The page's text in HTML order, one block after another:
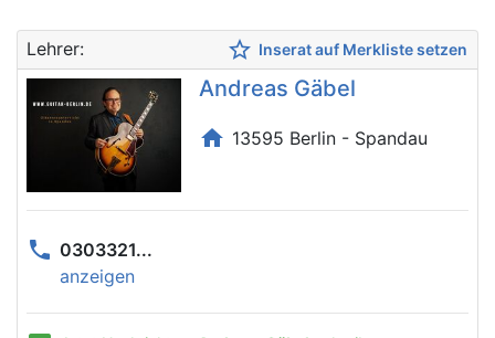
Lehrer: star_border Inserat auf Merkliste setzen
Andreas Gäbel
home 13595 Berlin - Spandau
phone 0303321...
anzeigen